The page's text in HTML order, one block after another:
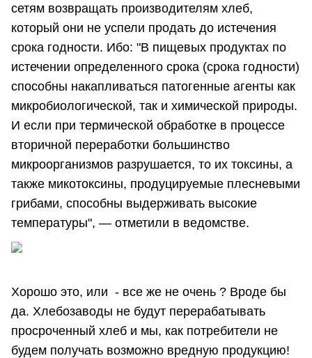
сетям возвращать производителям хлеб,
который они не успели продать до истечения
срока годности. Ибо: "В пищевых продуктах по
истечении определенного срока (срока годности)
способны накапливаться патогенные агенты как
микробиологической, так и химической природы.
И если при термической обработке в процессе
вторичной переработки большинство
микроорганизмов разрушается, то их токсины, а
также микотоксины, продуцируемые плесневыми
грибами, способны выдерживать высокие
температуры", — отметили в ведомстве.
Хорошо это, или - все же не очень ? Вроде бы
да. Хлебозаводы не будут перерабатывать
просроченный хлеб и мы, как потребители не
будем получать возможно вредную продукцию!